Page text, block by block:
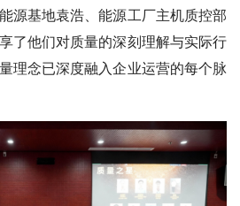
源基地袁浩、能源工厂主机质控部
了他们对质量的深刻理解与实际行
理念已深度融入企业运营的每个脉